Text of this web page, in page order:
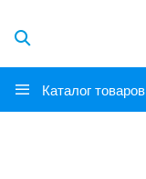
Каталог товаров